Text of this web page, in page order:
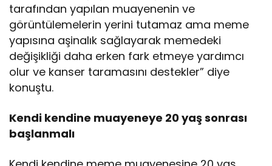
tarafından yapılan muayenenin ve
görüntülemelerin yerini tutamaz ama meme
yapısına aşinalık sağlayarak memedeki
değişikliği daha erken fark etmeye yardımcı
olur ve kanser taramasını destekler” diye
konuştu.
Kendi kendine muayeneye 20 yaş sonrası
başlanmalı